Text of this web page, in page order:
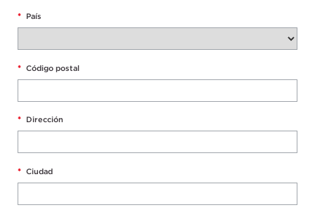
* País
* Código postal
* Dirección
* Ciudad